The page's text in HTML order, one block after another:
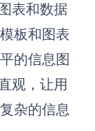
表和数据
板和图表
的信息图
观，让用
杂的信息